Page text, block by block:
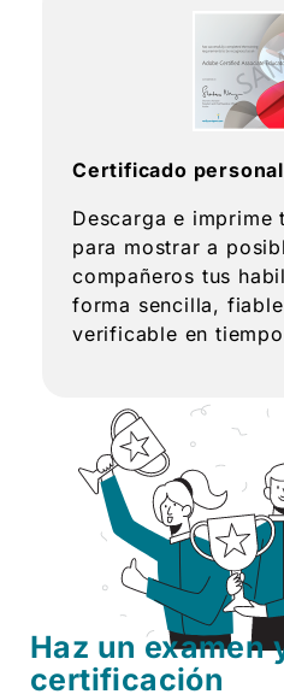
Certificado
Descarga e
para mostrar a
compañeros tus
forma sencilla,
verificable en
Haz un examen
certificación